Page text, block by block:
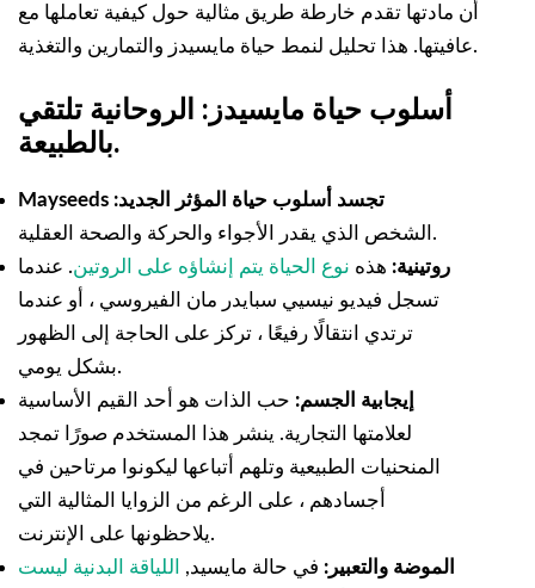
أن مادتها تقدم خارطة طريق مثالية حول كيفية تعاملها مع
عافيتها. هذا تحليل لنمط حياة مايسيدز والتمارين والتغذية.
أسلوب حياة مايسيدز: الروحانية تلتقي
بالطبيعة.
Mayseeds تجسد أسلوب حياة المؤثر الجديد:
الشخص الذي يقدر الأجواء والحركة والصحة العقلية.
روتينية: هذه نوع الحياة يتم إنشاؤه على الروتين. عندما
تسجل فيديو نيسيي سبايدر مان الفيروسي ، أو عندما
ترتدي انتقالًا رفيعًا ، تركز على الحاجة إلى الظهور
بشكل يومي.
إيجابية الجسم: حب الذات هو أحد القيم الأساسية
لعلامتها التجارية. ينشر هذا المستخدم صورًا تمجد
المنحنيات الطبيعية وتلهم أتباعها ليكونوا مرتاحين في
أجسادهم ، على الرغم من الزوايا المثالية التي
يلاحظونها على الإنترنت.
الموضة والتعبير: في حالة مايسيد,
اللياقة البدنية ليست